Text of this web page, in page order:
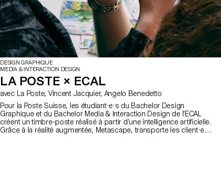
DESIGN GRAPHIQUE
MEDIA & INTERACTION DESIGN
LA POSTE × ECAL
avec La Poste, Vincent Jacquier, Angelo Benedetto
Pour la Poste Suisse, les étudiant·e·s du Bachelor Design
Graphique et du Bachelor Media & Interaction Design de l’ECAL
créent un timbre-poste réalisé à partir d’une intelligence artificielle.
Grâce à la réalité augmentée, Metascape, transporte les client·e·s